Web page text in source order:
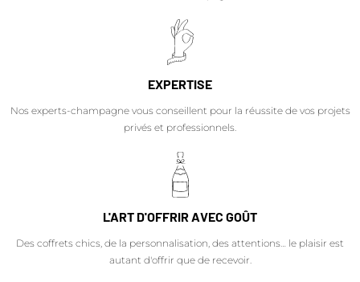
EXPERTISE
Nos experts-champagne vous conseillent pour la réussite de vos projets
privés et professionnels.
L'ART D'OFFRIR AVEC GOÛT
Des coffrets chics, de la personnalisation, des attentions… le plaisir est
autant d'offrir que de recevoir.